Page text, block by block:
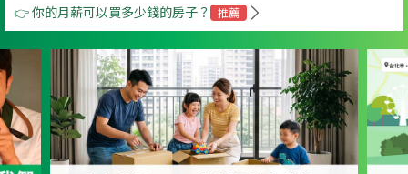
👉 你的月薪可以買多少錢的房子？ 推薦